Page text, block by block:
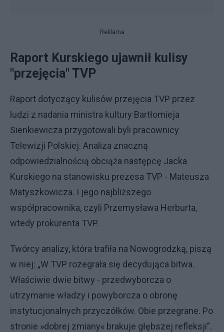
Reklama
Raport Kurskiego ujawnił kulisy
"przejęcia" TVP
Raport dotyczący kulisów przejęcia TVP przez
ludzi z nadania ministra kultury Bartłomieja
Sienkiewicza przygotowali byli pracownicy
Telewizji Polskiej. Analiza znaczną
odpowiedzialnością obciąża następcę Jacka
Kurskiego na stanowisku prezesa TVP - Mateusza
Matyszkowicza. I jego najbliższego
współpracownika, czyli Przemysława Herburta,
wtedy prokurenta TVP.
Twórcy analizy, która trafiła na Nowogrodzką, piszą
w niej: „W TVP rozegrała się decydująca bitwa.
Właściwie dwie bitwy - przedwyborcza o
utrzymanie władzy i powyborcza o obronę
instytucjonalnych przyczółków. Obie przegrane. Po
stronie »dobrej zmiany« brakuje głębszej refleksji”.